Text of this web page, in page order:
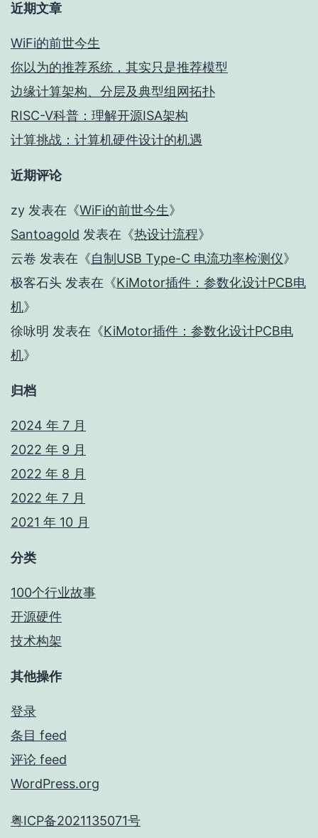
近期文章
WiFi的前世今生
你以为的推荐系统，其实只是推荐模型
边缘计算架构、分层及典型组网拓扑
RISC-V科普：理解开源ISA架构
计算挑战：计算机硬件设计的机遇
近期评论
zy 发表在《WiFi的前世今生》
Santoagold 发表在《热设计流程》
云卷 发表在《自制USB Type-C 电流功率检测仪》
极客石头 发表在《KiMotor插件：参数化设计PCB电
机》
徐咏明 发表在《KiMotor插件：参数化设计PCB电
机》
归档
2024 年 7 月
2022 年 9 月
2022 年 8 月
2022 年 7 月
2021 年 10 月
分类
100个行业故事
开源硬件
技术构架
其他操作
登录
条目 feed
评论 feed
WordPress.org
粤ICP备2021135071号